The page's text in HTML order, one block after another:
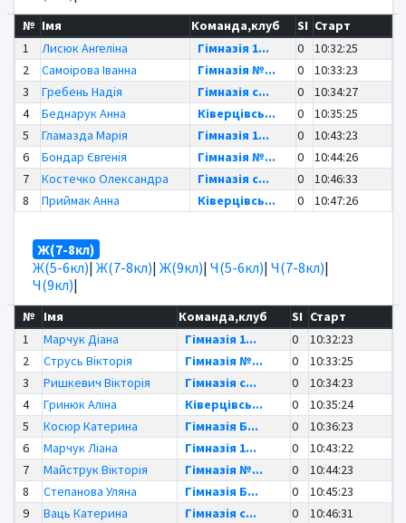
№ Імя Команда,клуб SI Старт
1
Лисюк Ангеліна Гімназія 1... 0
10:32:25
2
Самоірова Іванна Гімназія №... 0
10:33:23
3
Гребень Надія Гімназія с... 0
10:34:27
4
Беднарук Анна Ківерцівсь... 0
10:35:25
5
Гламазда Марія Гімназія 1... 0
10:43:23
6
Бондар Євгенія Гімназія №... 0
10:44:26
7
Костечко Олександра Гімназія с... 0
10:46:33
8
Приймак Анна Ківерцівсь... 0 10:47:26
Ж(7-8кл)
Ж(5-6кл)| Ж(7-8кл)| Ж(9кл)| Ч(5-6кл)| Ч(7-8кл)|
Ч(9кл)|
№ Імя Команда,клуб SI Старт
1
Марчук Діана Гімназія 1... 0
10:32:23
2
Струсь Вікторія Гімназія №... 0
10:33:25
3
Ришкевич Вікторія Гімназія с... 0
10:34:23
4
Гринюк Аліна Ківерцівсь... 0
10:35:24
5
Косюр Катерина Гімназія Б... 0
10:36:23
6
Марчук Ліана Гімназія 1... 0
10:43:22
7
Майструк Вікторія Гімназія №... 0
10:44:23
8
Степанова Уляна Гімназія Б... 0
10:45:23
9
Ваць Катерина Гімназія с... 0
10:46:31